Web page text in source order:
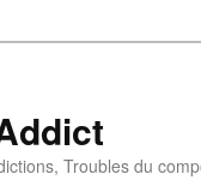
Troubles du